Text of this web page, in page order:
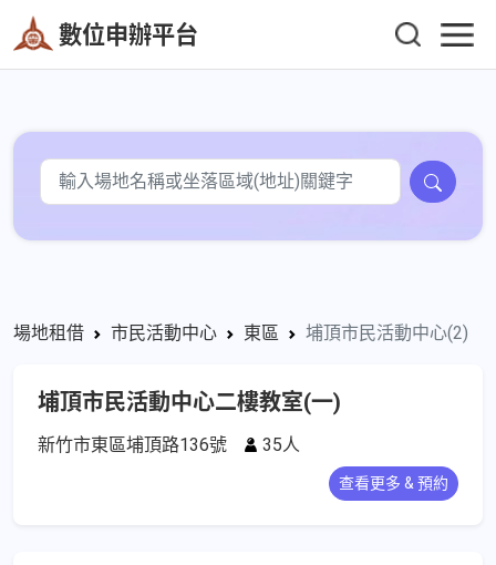
數位申辦平台
場地租借 市民活動中心 東區 埔頂市民活動中心(2)
埔頂市民活動中心二樓教室(一)
新竹市東區埔頂路136號 35人
查看更多 & 預約